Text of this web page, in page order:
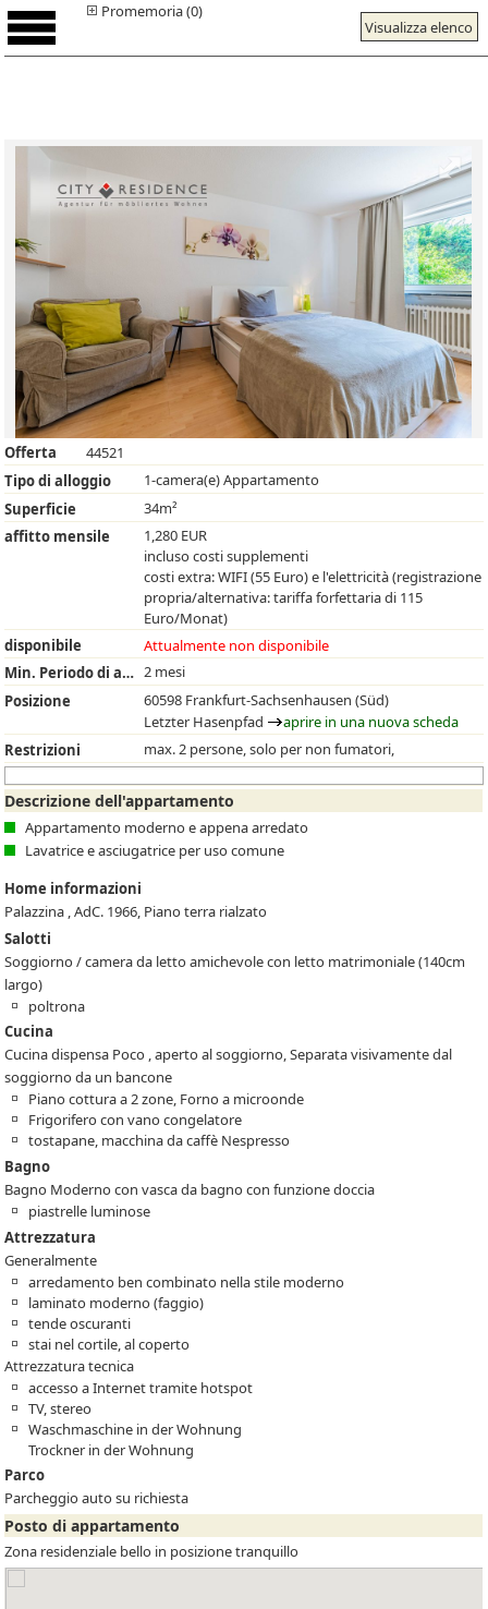
Visualizza elenco
Promemoria (0)
Offerta
44521
Tipo di alloggio
1-camera(e) Appartamento
Superficie
34m²
affitto mensile
1,280 EUR
incluso costi supplementi
costi extra: WIFI (55 Euro) e l'elettricità (registrazione
propria/alternativa: tariffa forfettaria di 115
Euro/Monat)
disponibile
Attualmente non disponibile
Min. Periodo di affitto 2 mesi
Posizione
60598 Frankfurt-Sachsenhausen (Süd)
Letzter Hasenpfad
aprire in una nuova scheda
Restrizioni
max. 2 persone, solo per non fumatori,
Descrizione dell'appartamento
Appartamento moderno e appena arredato
Lavatrice e asciugatrice per uso comune
Home informazioni
Palazzina , AdC. 1966, Piano terra rialzato
Salotti
Soggiorno / camera da letto amichevole con letto matrimoniale (140cm
largo)
poltrona
Cucina
Cucina dispensa Poco , aperto al soggiorno, Separata visivamente dal
soggiorno da un bancone
Piano cottura a 2 zone, Forno a microonde
Frigorifero con vano congelatore
tostapane, macchina da caffè Nespresso
Bagno
Bagno Moderno con vasca da bagno con funzione doccia
piastrelle luminose
Attrezzatura
Generalmente
arredamento ben combinato nella stile moderno
laminato moderno (faggio)
tende oscuranti
stai nel cortile, al coperto
Attrezzatura tecnica
accesso a Internet tramite hotspot
TV, stereo
Waschmaschine in der Wohnung
Trockner in der Wohnung
Parco
Parcheggio auto su richiesta
Posto di appartamento
Zona residenziale bello in posizione tranquillo